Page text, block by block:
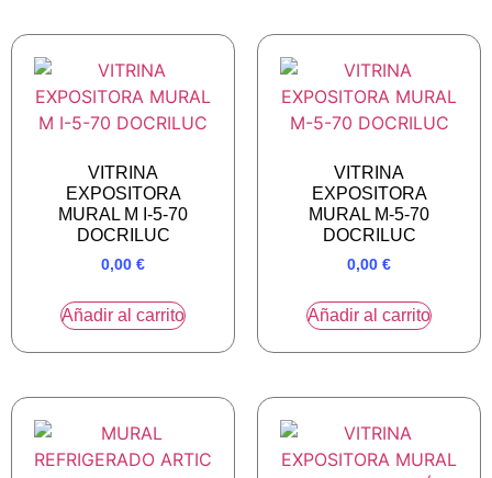
VITRINA
EXPOSITORA
MURAL M I-5-70
DOCRILUC
0,00 €
Añadir al carrito
VITRINA
EXPOSITORA
MURAL M-5-70
DOCRILUC
0,00 €
Añadir al carrito